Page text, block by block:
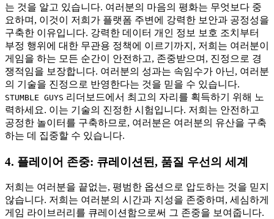
는 것을 알고 있습니다. 여러분의 마음의 평화는 무엇보다 중
요하며, 이것이 저희가 플랫폼 주변에 강력한 보안과 공정성을
구축한 이유입니다. 강력한 데이터 개인 정보 보호 조치부터
부정 행위에 대한 무관용 정책에 이르기까지, 저희는 여러분이
게임을 하는 모든 순간이 안전하고, 존중받으며, 진정으로 경
쟁적임을 보장합니다. 여러분의 성과는 속임수가 아닌, 여러분
의 기술을 진정으로 반영한다는 것을 믿을 수 있습니다.
STUMBLE GUYS 리더보드에서 최고의 자리를 획득하기 위해 노
력하세요. 이는 기술의 진정한 시험입니다. 저희는 안전하고
공정한 놀이터를 구축하므로, 여러분은 여러분의 유산을 구축
하는 데 집중할 수 있습니다.
4. 플레이어 존중: 큐레이션된, 품질 우선의 세계
저희는 여러분을 끝없는, 평범한 옵션으로 압도하는 것을 믿지
않습니다. 저희는 여러분의 시간과 지성을 존중하며, 세심하게
게임 라이브러리를 큐레이션함으로써 그 존중을 보여줍니다.